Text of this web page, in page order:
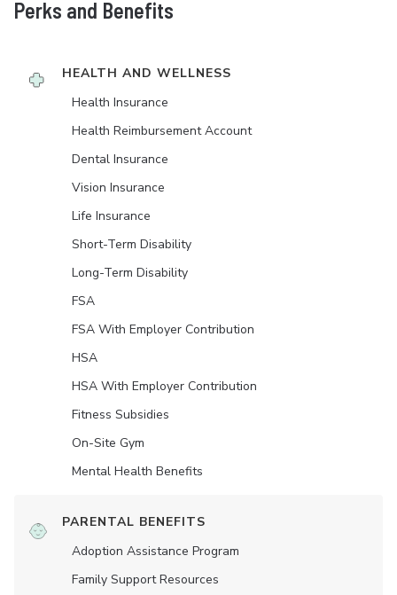
Perks and Benefits
HEALTH AND WELLNESS
Health Insurance
Health Reimbursement Account
Dental Insurance
Vision Insurance
Life Insurance
Short-Term Disability
Long-Term Disability
FSA
FSA With Employer Contribution
HSA
HSA With Employer Contribution
Fitness Subsidies
On-Site Gym
Mental Health Benefits
PARENTAL BENEFITS
Adoption Assistance Program
Family Support Resources